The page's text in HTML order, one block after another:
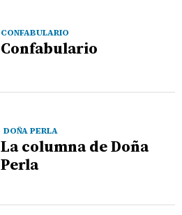
CONFABULARIO
Confabulario
DOÑA PERLA
La columna de Doña
Perla